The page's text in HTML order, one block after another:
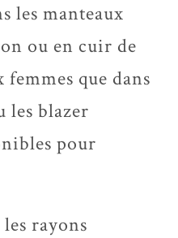
les manteaux
ou en cuir de
que dans
les blazer
pour
rayons